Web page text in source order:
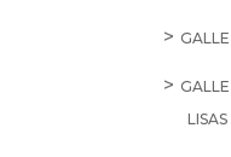
LISAS